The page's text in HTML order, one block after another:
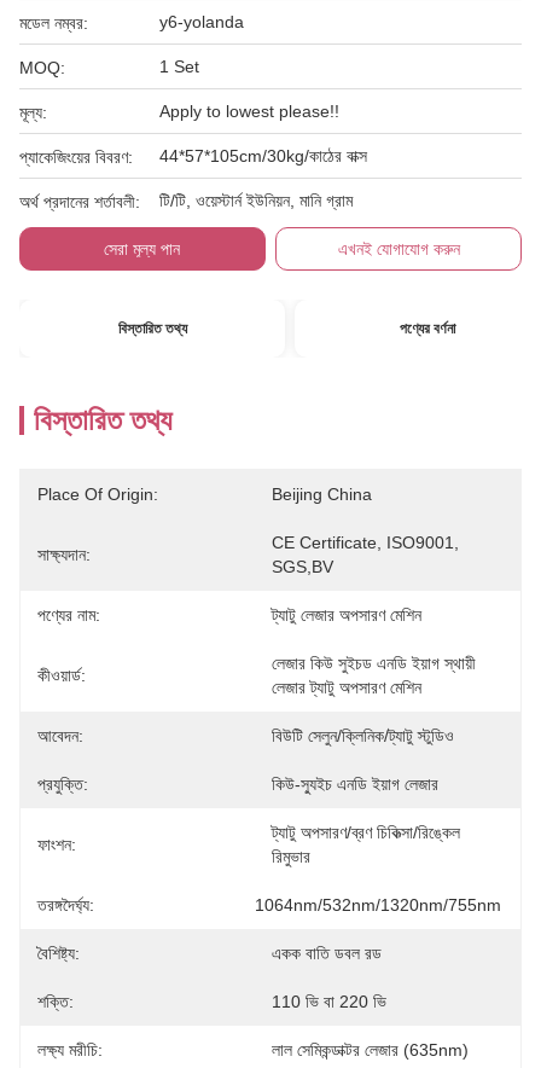
মডেল নম্বর: y6-yolanda
MOQ: 1 Set
মূল্য: Apply to lowest please!!
প্যাকেজিংয়ের বিবরণ: 44*57*105cm/30kg/কাঠের বাক্স
অর্থ প্রদানের শর্তাবলী: টি/টি, ওয়েস্টার্ন ইউনিয়ন, মানি গ্রাম
সেরা মূল্য পান এখনই যোগাযোগ করুন
বিস্তারিত তথ্য পণ্যের বর্ণনা
বিস্তারিত তথ্য
Place Of Origin: Beijing China
সাক্ষ্যদান:
CE Certificate, ISO9001,
SGS,BV
পণ্যের নাম: ট্যাটু লেজার অপসারণ মেশিন
কীওয়ার্ড:
লেজার কিউ সুইচড এনডি ইয়াগ স্থায়ী
লেজার ট্যাটু অপসারণ মেশিন
আবেদন: বিউটি সেলুন/ক্লিনিক/ট্যাটু স্টুডিও
প্রযুক্তি: কিউ-স্যুইচ এনডি ইয়াগ লেজার
ফাংশন:
ট্যাটু অপসারণ/ব্রণ চিকিত্সা/রিঙ্কেল
রিমুভার
তরঙ্গদৈর্ঘ্য: 1064nm/532nm/1320nm/755nm
বৈশিষ্ট্য: একক বাতি ডবল রড
শক্তি: 110 ভি বা 220 ভি
লক্ষ্য মরীচি: লাল সেমিকন্ডাক্টর লেজার (635nm)